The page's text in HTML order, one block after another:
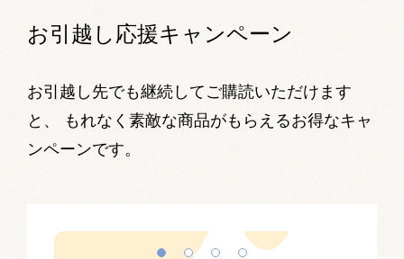
お引越し応援キャンペーン
お引越し先でも継続してご購読いただけます
と、
もれなく素敵な商品がもらえるお得なキャ
ンペーンです。